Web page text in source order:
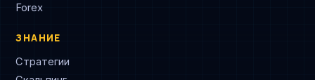
Forex
ЗНАНИЕ
Стратегии